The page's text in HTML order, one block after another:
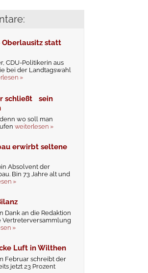
Oberlausitz statt
CDU-Politikerin aus
bei der Landtagswahl
»
schließt sein
wo soll man
weiterlesen »
erwirbt seltene
Absolvent der
Bin 73 Jahre alt und
»
Dank an die Redaktion
Vertreterversammlung
»
Luft in Wilthen
Februar schreibt der
jetzt 23 Prozent